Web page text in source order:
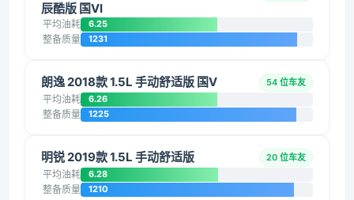
辰酷版 国VI
平均油耗 6.25
整备质量 1231
朗逸 2018款 1.5L 手动舒适版 国V 54 位车友
平均油耗 6.26
整备质量 1225
明锐 2019款 1.5L 手动舒适版 20 位车友
平均油耗 6.28
整备质量 1210